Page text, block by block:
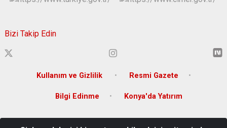
Bizi Takip Edin
Kullanım ve Gizlilik Resmi Gazete
Bilgi Edinme Konya'da Yatırım